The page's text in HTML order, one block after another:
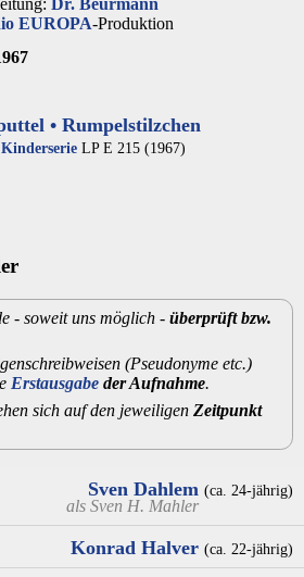
Dr. Beurmann
EUROPA-Produktion
• Rumpelstilzchen
LP E 215 (1967)
- soweit uns möglich - überprüft bzw.
(Pseudonyme etc.)
Erstausgabe der Aufnahme.
sich auf den jeweiligen Zeitpunkt
Sven Dahlem
als Sven H. Mahler
(ca. 24‑jährig)
Konrad Halver (ca. 22‑jährig)